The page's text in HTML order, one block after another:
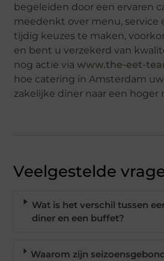
begeleiden door een ervaren
meedenkt over menu, service
tijdig keuzes te maken,
en bent u verzekerd van
nog actie viawww.the-eet-
hoe catering in Amsterdam
zakelijke diner naar een hoger
Veelgestelde
Wat is het verschil tussen
diner en een buffet?
Waarom zijn